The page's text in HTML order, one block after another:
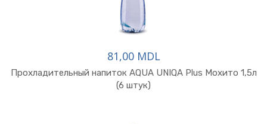
81,00 MDL
Прохладительный напиток AQUA UNIQA Plus Мохито 1,5л
(6 штук)